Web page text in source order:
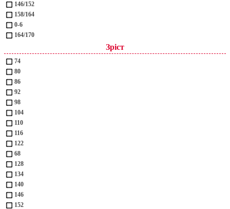
146/152
158/164
0-6
164/170
Зріст
74
80
86
92
98
104
110
116
122
68
128
134
140
146
152